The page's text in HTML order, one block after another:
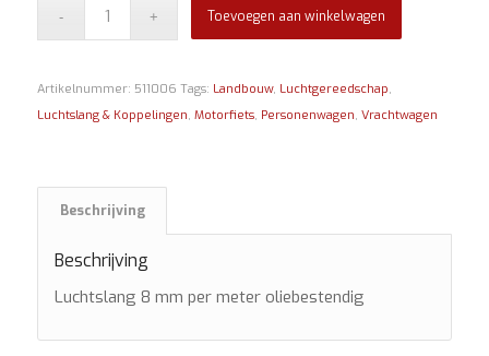
Toevoegen aan winkelwagen
Artikelnummer: 511006 Tags: Landbouw, Luchtgereedschap,
Luchtslang & Koppelingen, Motorfiets, Personenwagen, Vrachtwagen
Beschrijving
Beschrijving
Luchtslang 8 mm per meter oliebestendig